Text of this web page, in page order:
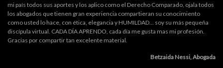
mi país todos sus aportes y los aplico como el Derecho Comparado, ojala todos
los abogados que tienen gran experiencia compartieran su conocimiento
como usted lo hace, con ética, elegancia y HUMILDAD... soy su más pequeña
discípula virtual. CADA DÍA APRENDO, cada día me gusta mas mi profesión.
Gracias por compartir tan excelente material.
Betzaida Nessi, Abogada